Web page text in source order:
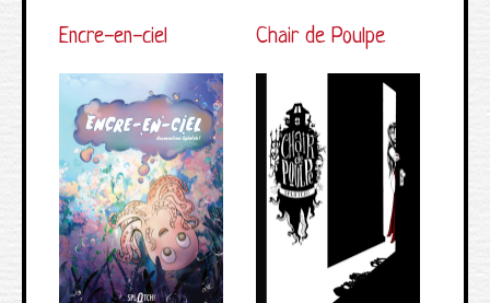
Encre-en-ciel Chair de Poulpe